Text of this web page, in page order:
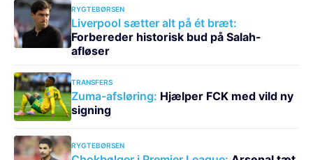
RYGTEBØRSEN
Liverpool sætter alt på ét bræt:
Forbereder historisk bud på Salah-
afløser
TRANSFERS
Zuma-afsløring: Hjælper FCK med vild ny
signing
RYGTEBØRSEN